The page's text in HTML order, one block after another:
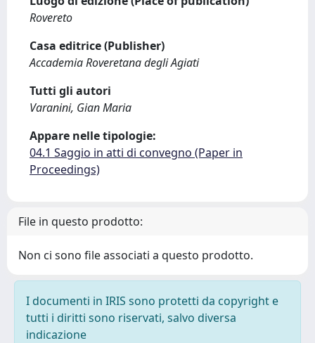
Rovereto
Casa editrice (Publisher)
Accademia Roveretana degli Agiati
Tutti gli autori
Varanini, Gian Maria
Appare nelle tipologie:
04.1 Saggio in atti di convegno (Paper in
Proceedings)
File in questo prodotto:
Non ci sono file associati a questo prodotto.
I documenti in IRIS sono protetti da copyright e
tutti i diritti sono riservati, salvo diversa
indicazione